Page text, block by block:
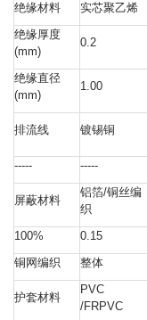
绝缘材料 实芯聚乙烯
绝缘厚度
(mm)
0.2
绝缘直径
(mm)
1.00
排流线 镀锡铜
----- -----
屏蔽材料
铝箔/铜丝编
织
100% 0.15
铜网编织
整体
护套材料
PVC
/FRPVC